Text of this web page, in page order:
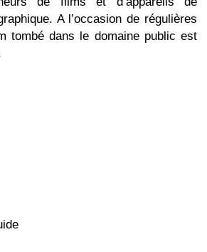
A l’occasion de régulières
tombé dans le domaine public est